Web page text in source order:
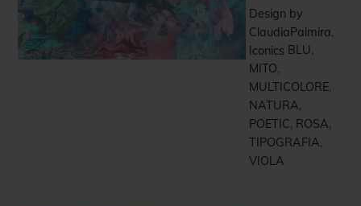
Design by
ClaudiaPalmira,
Iconics BLU,
MITO,
MULTICOLORE,
NATURA,
POETIC, ROSA,
TIPOGRAFIA,
VIOLA